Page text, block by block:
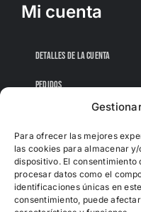
Para ofrecer las mejores
las cookies para almacenar
dispositivo. El consentimiento
procesar datos como el
identificaciones únicas en
consentimiento, puede
Mi cuenta
DETALLES DE LA CUENTA
PEDIDOS
CONTRASEÑA PERDIDA